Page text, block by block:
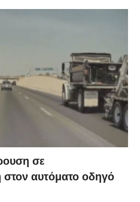
σε
στον αυτόματο οδηγό